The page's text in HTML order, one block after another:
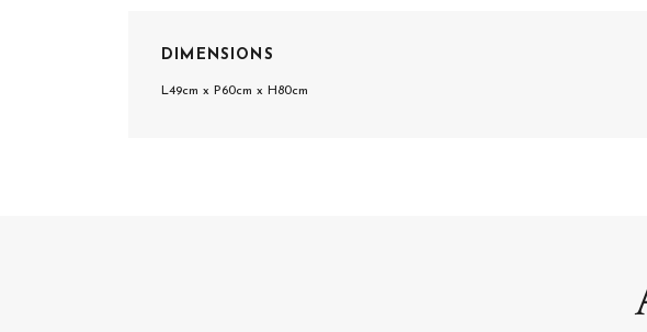
DIMENSIONS
L49cm x P60cm x H80cm